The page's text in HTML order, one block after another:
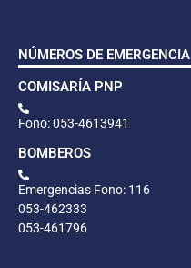
NÚMEROS DE EMERGENCIA
COMISARÍA PNP
Fono: 053-4613941
BOMBEROS
Emergencias Fono: 116
053-462333
053-461796